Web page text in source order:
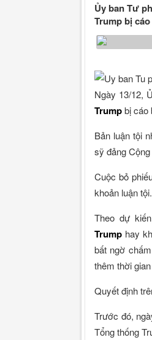
Ủy ban Tư
Trump bị
Ngày 13/12,
Trumpbị cáo
Bản luận tội
sỹ đảng
Cuộc bỏ
khoản luận tội.
Theo dự
Trump hay
bất ngờ
thêm thời
Quyết định
Trước đó,
Tổng thống